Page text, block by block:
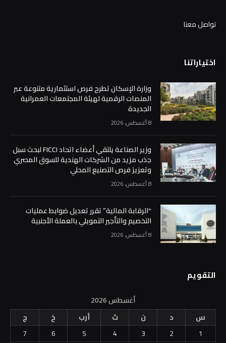
تواصل معنا
اختياراتنا
وزارة الإسكان تطرح فرص استثمارية متنوعة عبر
المنصات الرقمية لهيئة المجتمعات العمرانية
الجديدة
8 أغسطس، 2026
وزير الصناعة يلتقي أعضاء اتحاد FICCI لبحث سبل
جذب مزيد من الشركات الهندية للسوق المصري
وتعزيز فرص التصنيع المحلي
8 أغسطس، 2026
“الرقابة المالية” تقرر تعديل ضوابط عمليات
التخصيم والتأجير التمويلي بالعملة الأجنبية
8 أغسطس، 2026
التقويم
أغسطس 2026
س
د ن ث أرب خ
ج
1
2
3
4
5
6
7